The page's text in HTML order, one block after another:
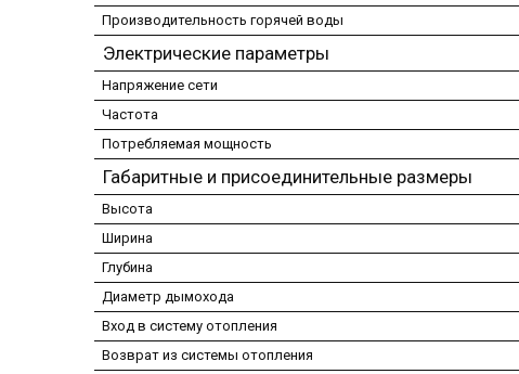
Производительность горячей воды
Электрические параметры
Напряжение сети
Частота
Потребляемая мощность
Габаритные и присоединительные размеры
Высота
Ширина
Глубина
Диаметр дымохода
Вход в систему отопления
Возврат из системы отопления